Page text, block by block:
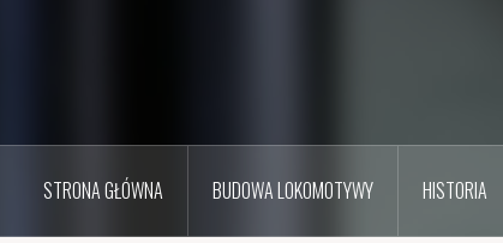
STRONA GŁÓWNA BUDOWA LOKOMOTYWY HISTORIA